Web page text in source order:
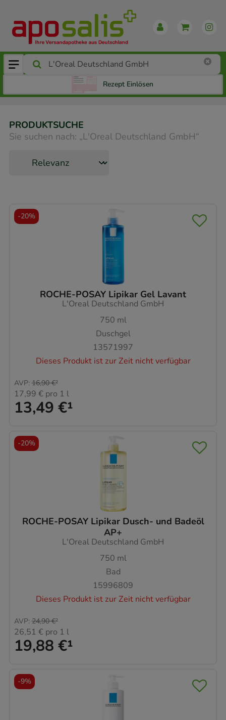
Rezept Einlösen
PRODUKTSUCHE
Sie suchen nach: „L'Oreal Deutschland GmbH“
ROCHE-POSAY Lipikar Gel Lavant
L'Oreal Deutschland GmbH
750 ml
Duschgel
13571997
Dieses Produkt ist zur Zeit nicht verfügbar
13,49 €¹
AVP: 16,90 €²
17,99 € pro 1 l
-20%
ROCHE-POSAY Lipikar Dusch- und Badeöl
AP+
L'Oreal Deutschland GmbH
750 ml
Bad
15996809
Dieses Produkt ist zur Zeit nicht verfügbar
19,88 €¹
AVP: 24,90 €²
26,51 € pro 1 l
-20%
-9%